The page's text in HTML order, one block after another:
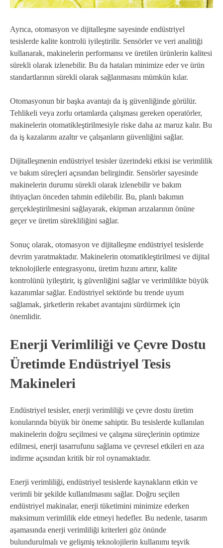
Ayrıca, otomasyon ve dijitalleşme sayesinde endüstriyel
tesislerde kalite kontrolü iyileştirilir. Sensörler ve veri analitiği
kullanarak, makinelerin performansı ve üretilen ürünlerin kalitesi
sürekli olarak izlenebilir. Bu da hataları minimize eder ve ürün
standartlarının sürekli olarak sağlanmasını mümkün kılar.
Otomasyonun bir başka avantajı da iş güvenliğinde görülür.
Tehlikeli veya zorlu ortamlarda çalışması gereken operatörler,
makinelerin otomatikleştirilmesiyle riske daha az maruz kalır. Bu
da iş kazalarını azaltır ve çalışanların güvenliğini sağlar.
Dijitalleşmenin endüstriyel tesisler üzerindeki etkisi ise verimlilik
ve bakım süreçleri açısından belirgindir. Sensörler sayesinde
makinelerin durumu sürekli olarak izlenebilir ve bakım
ihtiyaçları önceden tahmin edilebilir. Bu, planlı bakımın
gerçekleştirilmesini sağlayarak, ekipman arızalarının önüne
geçer ve üretim sürekliliğini sağlar.
Sonuç olarak, otomasyon ve dijitalleşme endüstriyel tesislerde
devrim yaratmaktadır. Makinelerin otomatikleştirilmesi ve dijital
teknolojilerle entegrasyonu, üretim hızını artırır, kalite
kontrolünü iyileştirir, iş güvenliğini sağlar ve verimlilikte büyük
kazanımlar sağlar. Endüstriyel sektörde bu trende uyum
sağlamak, şirketlerin rekabet avantajını sürdürmek için
önemlidir.
Enerji Verimliliği ve Çevre Dostu
Üretimde Endüstriyel Tesis
Makineleri
Endüstriyel tesisler, enerji verimliliği ve çevre dostu üretim
konularında büyük bir öneme sahiptir. Bu tesislerde kullanılan
makinelerin doğru seçilmesi ve çalışma süreçlerinin optimize
edilmesi, enerji tasarrufunu sağlama ve çevresel etkileri en aza
indirme açısından kritik bir rol oynamaktadır.
Enerji verimliliği, endüstriyel tesislerde kaynakların etkin ve
verimli bir şekilde kullanılmasını sağlar. Doğru seçilen
endüstriyel makinalar, enerji tüketimini minimize ederken
maksimum verimlilik elde etmeyi hedefler. Bu nedenle, tasarım
aşamasında enerji verimliliği kriterleri göz önünde
bulundurulmalı ve gelişmiş teknolojilerin kullanımı teşvik